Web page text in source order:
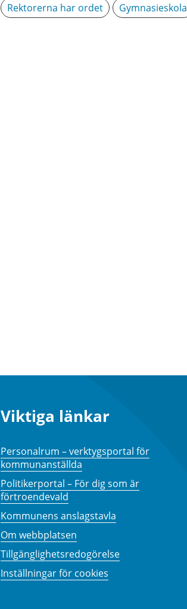
Rektorerna har ordet
Gymnasieskola
Viktiga länkar
Personalrum – verktygsportal för
kommunanställda
Politikerportal – För dig som är
förtroendevald
Kommunens anslagstavla
Om webbplatsen
Tillgänglighetsredogörelse
Inställningar för cookies